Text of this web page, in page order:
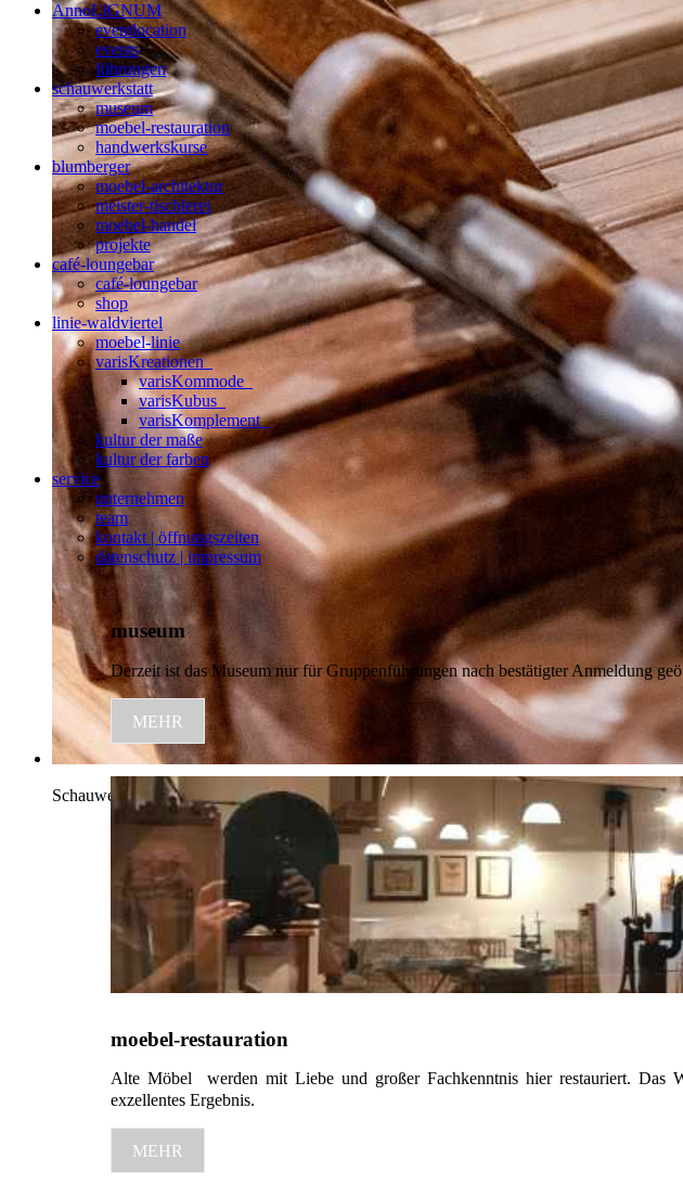
Schauwerkstatt_Slide2.jpg
AnnoLIGNUM
eventlocation
events
führungen
schauwerkstatt
museum
moebel-restauration
handwerkskurse
blumberger
moebel-architektur
meister-tischlerei
moebel-handel
projekte
café-loungebar
café-loungebar
shop
linie-waldviertel
moebel-linie
varisKreationen_
varisKommode_
varisKubus_
varisKomplement_
kultur der maße
kultur der farben
service
unternehmen
team
kontakt | öffnungszeiten
datenschutz | impressum
museum
Derzeit ist das Museum nur für Gruppenführungen nach bestätigter Anmeldung
MEHR
moebel-restauration
Alte Möbel werden mit Liebe und großer Fachkenntnis hier restauriert. Das
exzellentes Ergebnis.
MEHR